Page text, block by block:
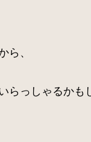
、
っしゃるかも